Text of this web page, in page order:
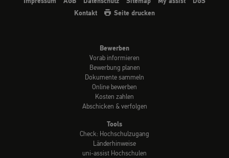
Kontakt
Seite drucken
Bewerben
Vorab informieren
Bewerbung planen
Dokumente sammeln
Online bewerben
Kosten zahlen
Abschicken & verfolgen
Tools
Check: Hochschulzugang
Länderhinweise
uni-assist Hochschulen